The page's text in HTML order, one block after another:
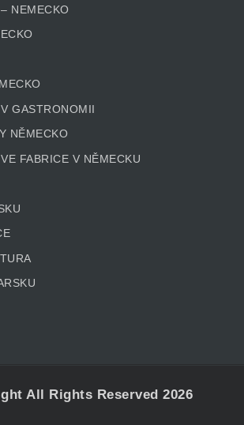
NEMECKO
GASTRONOMII
NĚMECKO
FABRICE V NĚMECKU
All Rights Reserved 2026